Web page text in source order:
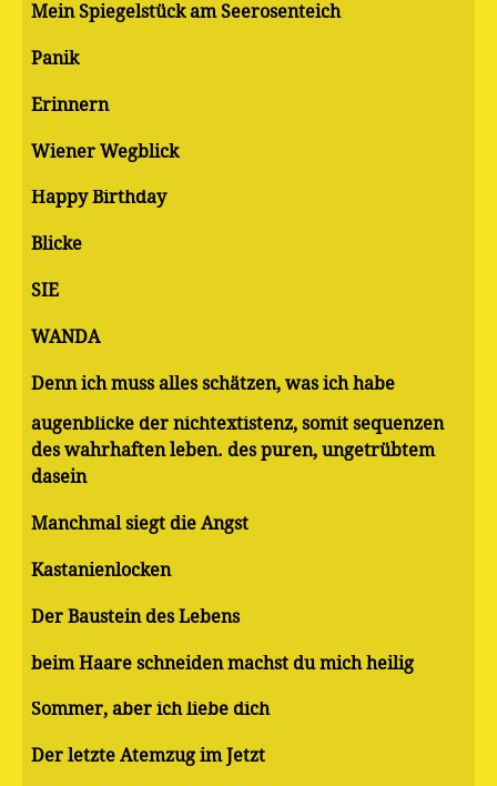
Mein Spiegelstück am Seerosenteich
Panik
Erinnern
Wiener Wegblick
Happy Birthday
Blicke
SIE
WANDA
Denn ich muss alles schätzen, was ich habe
augenblicke der nichtextistenz, somit sequenzen
des wahrhaften leben. des puren, ungetrübtem
dasein
Manchmal siegt die Angst
Kastanienlocken
Der Baustein des Lebens
beim Haare schneiden machst du mich heilig
Sommer, aber ich liebe dich
Der letzte Atemzug im Jetzt